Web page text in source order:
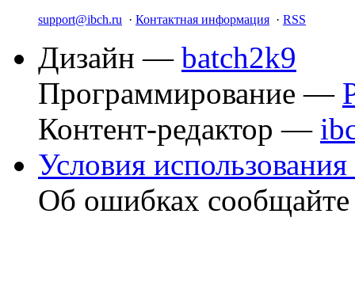
support@ibch.ru · Контактная информация · RSS
Дизайн — batch2k9
Программирование —
Контент-редактор —
Условия использования
Об ошибках